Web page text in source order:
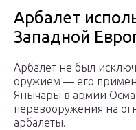
Арбалет
Западной
Арбалет не был
оружием — его
Янычары в армии
перевооружения на
арбалеты.